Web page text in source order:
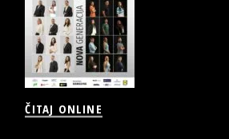
ČITAJ ONLINE